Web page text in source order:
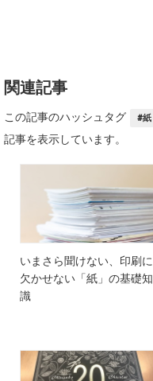
関連記事
この記事のハッシュタグ #紙
記事を表示しています。
いまさら聞けない、印刷に
欠かせない「紙」の基礎知
識